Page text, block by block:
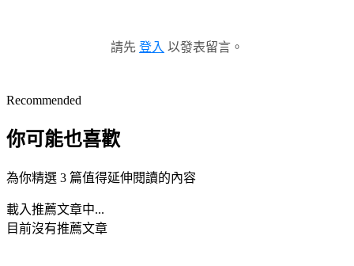
請先 登入 以發表留言。
Recommended
你可能也喜歡
為你精選 3 篇值得延伸閱讀的內容
載入推薦文章中...
目前沒有推薦文章